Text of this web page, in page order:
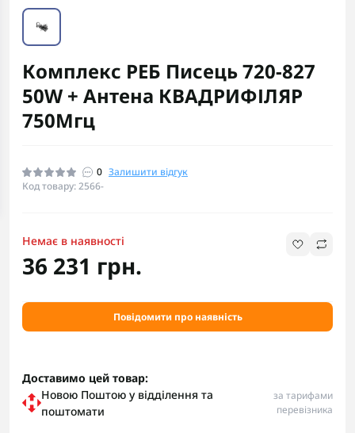
Комплекс РЕБ Писець 720-827
50W + Антена КВАДРИФІЛЯР
750Мгц
0 Залишити відгук
Код товару: 2566-
Немає в наявності
36 231 грн.
Повідомити про наявність
Доставимо цей товар:
Новою Поштою у відділення та
поштомати
за тарифами
перевізника